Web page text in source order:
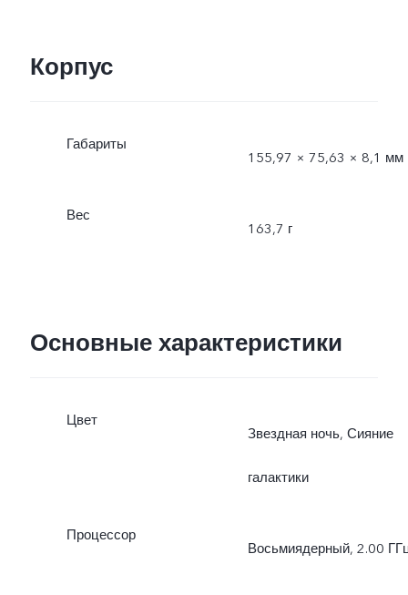
Корпус
Габариты
155,97 × 75,63 × 8,1 мм
Вес
163,7 г
Основные характеристики
Цвет
Звездная ночь, Сияние
галактики
Процессор
Восьмиядерный, 2.00